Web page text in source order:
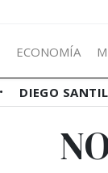
ECONOMÍA
DIEGO